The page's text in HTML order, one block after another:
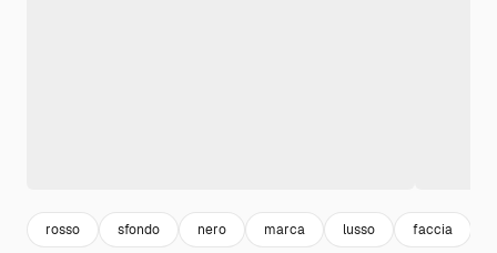
rosso sfondo nero marca lusso faccia